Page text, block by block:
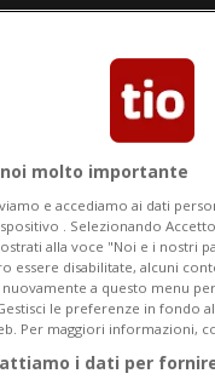
molto importante
e accediamo ai dati
. Selezionando
alla voce "Noi e i nostri
essere disabilitate, alcuni
a questo menu
le preferenze in fondo
Per maggiori informazioni,
i dati per